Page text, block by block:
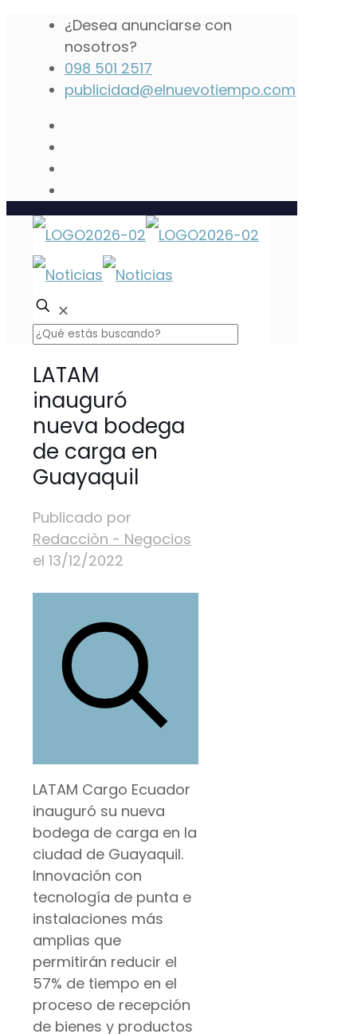
¿Desea anunciarse con
nosotros?
098 501 2517
publicidad@elnuevotiempo.com
✕
LATAM
inauguró
nueva bodega
de carga en
Guayaquil
Publicado por
Redacciòn - Negocios
el 13/12/2022
LATAM Cargo Ecuador
inauguró su nueva
bodega de carga en la
ciudad de Guayaquil.
Innovación con
tecnología de punta e
instalaciones más
amplias que
permitirán reducir el
57% de tiempo en el
proceso de recepción
de bienes y productos